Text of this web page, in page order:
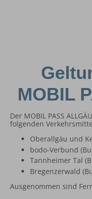
MOBIL
Der MOBIL PASS
folgenden
Oberallgäu und
bodo-Verbund
Tannheimer Tal
Bregenzerwald
Ausgenommen sind